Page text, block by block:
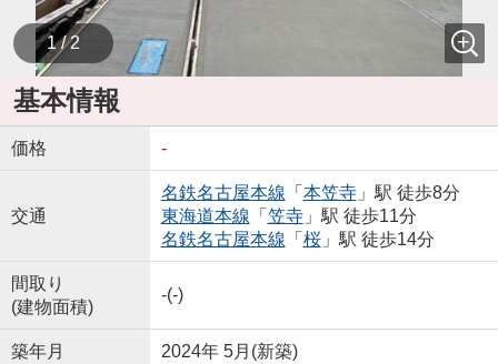
1 / 2
基本情報
価格 -
交通
名鉄名古屋本線 「 本笠寺」駅 徒歩8分
東海道本線 「 笠寺」駅 徒歩11分
名鉄名古屋本線 「 桜」駅 徒歩14分
間取り
(建物面積)
-(-)
築年月 2024年 5月(新築)